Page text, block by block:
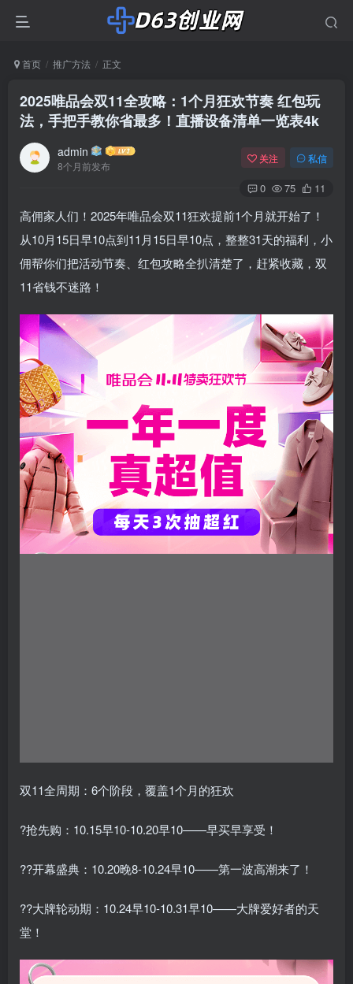
首页 推广方法 正文
2025唯品会双11全攻略：1个月狂欢节奏 红包玩
法，手把手教你省最多！直播设备清单一览表4k
admin
8个月前发布
关注 私信
0 75 11
高佣家人们！2025年唯品会双11狂欢提前1个月就开始了！
从10月15日早10点到11月15日早10点，整整31天的福利，小
佣帮你们把活动节奏、红包攻略全扒清楚了，赶紧收藏，双
11省钱不迷路！
双11全周期：6个阶段，覆盖1个月的狂欢
?抢先购：10.15早10-10.20早10——早买早享受！
??开幕盛典：10.20晚8-10.24早10——第一波高潮来了！
??大牌轮动期：10.24早10-10.31早10——大牌爱好者的天
堂！